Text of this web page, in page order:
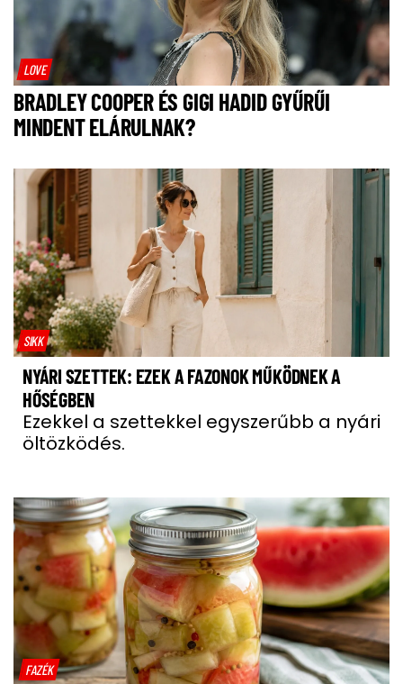
LOVE
BRADLEY COOPER ÉS GIGI HADID GYŰRŰI
MINDENT ELÁRULNAK?
SIKK
NYÁRI SZETTEK: EZEK A FAZONOK MŰKÖDNEK A
HŐSÉGBEN
Ezekkel a szettekkel egyszerűbb a nyári
öltözködés.
FAZÉK